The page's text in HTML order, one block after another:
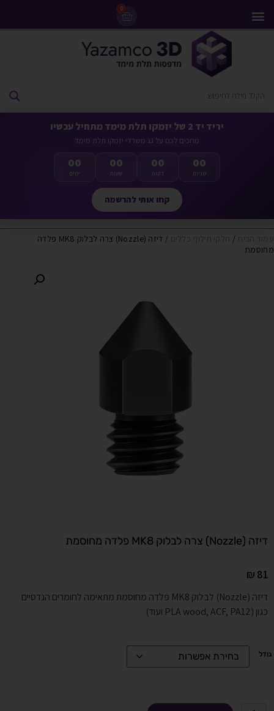
0
יריד יד 2 של יזמקו תלת מימד מתחיל עכשיו
מחכים לכם על גג משרדי יזמקו תלת מימד
00
ימים
00
שעות
00
דקות
00
שניות
קחו אותי להרשמה
/
/ דיזה (Nozzle) צרה לבלוק MK8 פלדה
מחוסמת
דיזה (Nozzle) צרה לבלוק MK8 פלדה מחוסמת
₪ 81
דיזה (Nozzle) לבלוק MK8 פלדה מחוסמת מתאימה לחומרים הנדסיים
כגון (PLA wood, ACF, PA12 ועוד)
גודל